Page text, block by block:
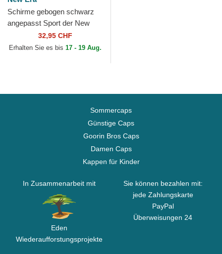
Schirme gebogen schwarz
angepasst Sport der New
York Yankees MLB von New
Era
32,95 CHF
Erhalten Sie es bis 17 - 19 Aug.
Sommercaps
Günstige Caps
Goorin Bros Caps
Damen Caps
Kappen für Kinder
In Zusammenarbeit mit
Eden
Wiederaufforstungsprojekte
Sie können bezahlen mit:
jede Zahlungskarte
PayPal
Überweisungen 24